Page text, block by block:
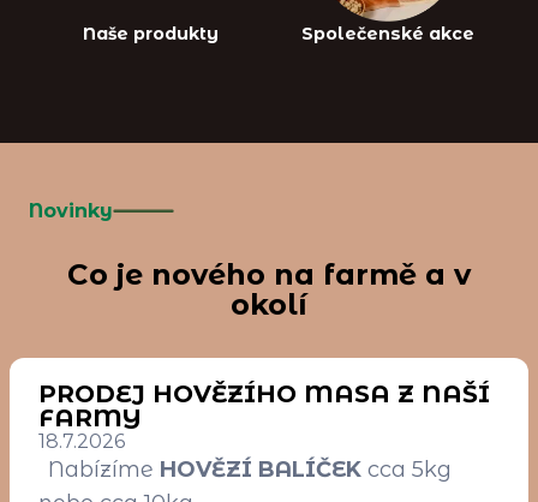
Naše produkty Společenské akce
Novinky
Co je nového na farmě a v
okolí
PRODEJ HOVĚZÍHO MASA Z NAŠÍ
FARMY
18.7.2026
Nabízíme HOVĚZÍ BALÍČEK cca 5kg